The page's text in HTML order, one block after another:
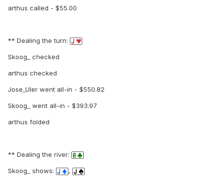
arthus called - $55.00
** Dealing the turn:
Skoog_ checked
arthus checked
Jose_Uler went all-in - $550.82
Skoog_ went all-in - $393.97
arthus folded
** Dealing the river:
Skoog_ shows: ,